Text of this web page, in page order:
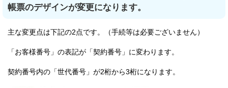
帳票のデザインが変更になります。
主な変更点は下記の2点です。（手続等は必要ございません）
「お客様番号」の表記が「契約番号」に変わります。
契約番号内の「世代番号」が2桁から3桁になります。